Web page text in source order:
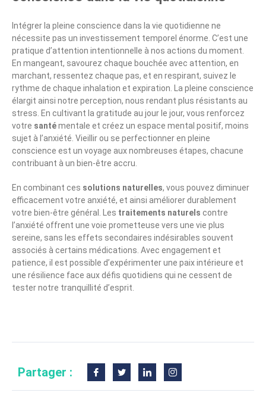
Intégrer la pleine conscience dans la vie quotidienne ne
nécessite pas un investissement temporel énorme. C’est une
pratique d’attention intentionnelle à nos actions du moment.
En mangeant, savourez chaque bouchée avec attention, en
marchant, ressentez chaque pas, et en respirant, suivez le
rythme de chaque inhalation et expiration. La pleine conscience
élargit ainsi notre perception, nous rendant plus résistants au
stress. En cultivant la gratitude au jour le jour, vous renforcez
votre santémentale et créez un espace mental positif, moins
sujet à l’anxiété. Vieillir ou se perfectionner en pleine
conscience est un voyage aux nombreuses étapes, chacune
contribuant à un bien-être accru.
En combinant ces solutions naturelles, vous pouvez diminuer
efficacement votre anxiété, et ainsi améliorer durablement
votre bien-être général. Les traitements naturels contre
l’anxiété offrent une voie prometteuse vers une vie plus
sereine, sans les effets secondaires indésirables souvent
associés à certains médications. Avec engagement et
patience, il est possible d’expérimenter une paix intérieure et
une résilience face aux défis quotidiens qui ne cessent de
tester notre tranquillité d’esprit.
Partager :